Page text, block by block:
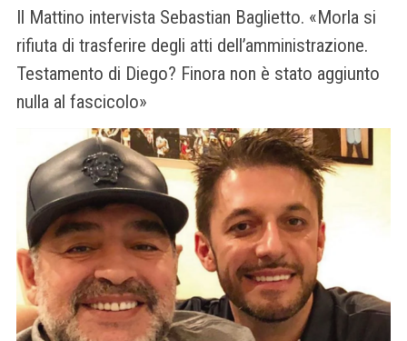
Il Mattino intervista Sebastian Baglietto. «Morla si
rifiuta di trasferire degli atti dell’amministrazione.
Testamento di Diego? Finora non è stato aggiunto
nulla al fascicolo»